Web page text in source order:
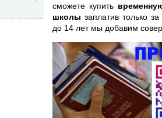
сможете купить
школы заплатив только
до 14 лет мы добавим